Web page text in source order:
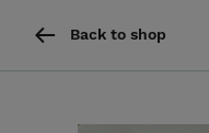
Back to shop